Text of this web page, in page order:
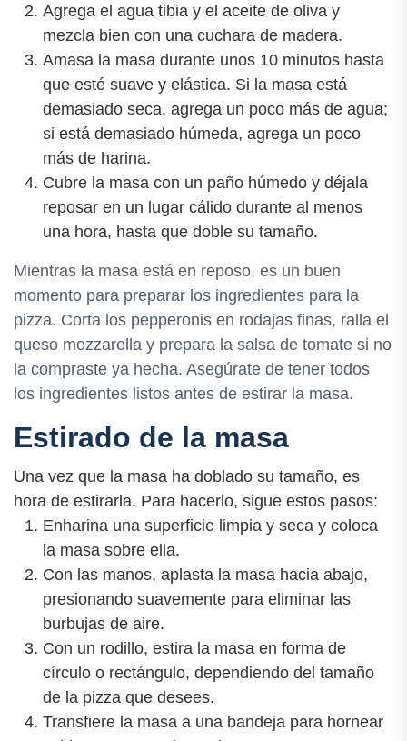
Agrega el agua tibia y el aceite de oliva y
mezcla bien con una cuchara de madera.
Amasa la masa durante unos 10 minutos hasta
que esté suave y elástica. Si la masa está
demasiado seca, agrega un poco más de agua;
si está demasiado húmeda, agrega un poco
más de harina.
Cubre la masa con un paño húmedo y déjala
reposar en un lugar cálido durante al menos
una hora, hasta que doble su tamaño.
Mientras la masa está en reposo, es un buen
momento para preparar los ingredientes para la
pizza. Corta los pepperonis en rodajas finas, ralla el
queso mozzarella y prepara la salsa de tomate si no
la compraste ya hecha. Asegúrate de tener todos
los ingredientes listos antes de estirar la masa.
Estirado de la masa
Una vez que la masa ha doblado su tamaño, es
hora de estirarla. Para hacerlo, sigue estos pasos:
Enharina una superficie limpia y seca y coloca
la masa sobre ella.
Con las manos, aplasta la masa hacia abajo,
presionando suavemente para eliminar las
burbujas de aire.
Con un rodillo, estira la masa en forma de
círculo o rectángulo, dependiendo del tamaño
de la pizza que desees.
Transfiere la masa a una bandeja para hornear